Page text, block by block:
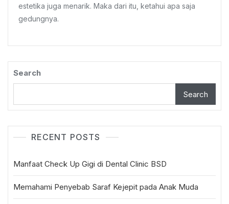
estetika juga menarik. Maka dari itu, ketahui apa saja
gedungnya.
Search
Search
RECENT POSTS
Manfaat Check Up Gigi di Dental Clinic BSD
Memahami Penyebab Saraf Kejepit pada Anak Muda